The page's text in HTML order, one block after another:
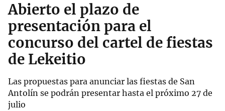
Abierto el plazo de
presentación para el
concurso del cartel de fiestas
de Lekeitio
Las propuestas para anunciar las fiestas de San
Antolín se podrán presentar hasta el próximo 27 de
julio